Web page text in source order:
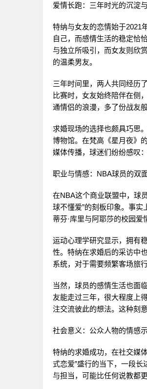
爱情长跑：三年时光的沉淀
特纳与女友的恋情始于2021
自己，而感情生活的稳定恰
与独立所吸引，而女友则欣
的温柔男友。
三年时间里，两人共同经历
比赛时，女友始终陪伴在侧
通情侣的浪漫，多了份战友
求婚现场的选择也颇具巧思
博物馆。在梵高《星月夜》
媒体传播，球迷们纷纷感叹
职业与情感：NBA球员的双
在NBA这个商业联盟中，球
球不懂爱”的刻板印象。事
蒂芬·库里与阿耶莎的校园爱
运动心理学研究显示，拥有
性。特纳在求婚后的采访中
系统，对于需要频繁客场旅
当然，球员的感情生活也面
友能走过三年，很大程度上
注交流彼此的想法。这种刻
社会意义：公众人物的情感
特纳的求婚成功，在社交媒
式恋爱”盛行的当下，一段
与担当，可能比任何说教都